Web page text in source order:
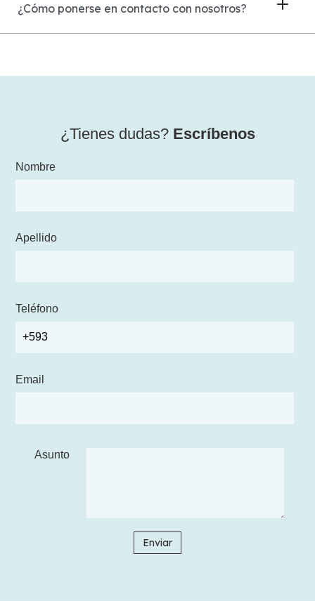
¿Cómo ponerse en contacto con nosotros?
¿Tienes dudas? Escríbenos
Nombre
Apellido
Teléfono
Email
Asunto
Enviar